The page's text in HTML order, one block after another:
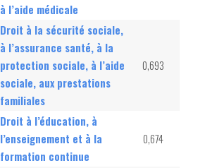
à l’aide médicale
Droit à la sécurité sociale,
à l’assurance santé, à la
protection sociale, à l’aide
sociale, aux prestations
familiales
0,693
Droit à l’éducation, à
l’enseignement et à la
formation continue
0,674